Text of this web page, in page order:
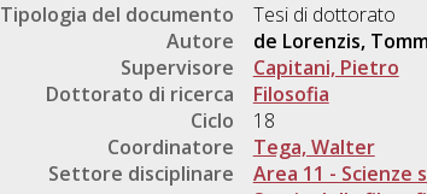
Tipologia del documento
Tesi di dottorato
Autore
de Lorenzis,
Supervisore
Capitani, Pietro
Dottorato di ricerca
Filosofia
Ciclo
18
Coordinatore
Tega, Walter
Settore disciplinare
Area 11 - Scienze